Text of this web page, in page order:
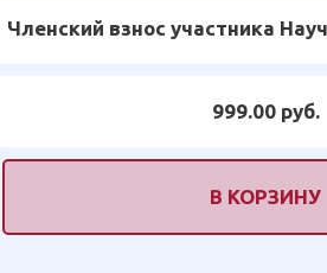
Членский взнос участника
999.00 руб.
В КОРЗИНУ